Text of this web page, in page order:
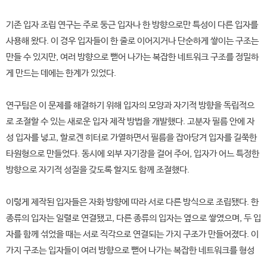
기존 입자 조립 연구는 주로 둥근 입자나 한 방향으로만 특성이 다른 입자를
사용해 왔다. 이 경우 입자들이 한 줄로 이어지거나 단순하게 쌓이는 구조는
만들 수 있지만, 여러 방향으로 뻗어 나가는 복잡한 네트워크 구조를 정밀하
게 만드는 데에는 한계가 있었다.
연구팀은 이 문제를 해결하기 위해 입자의 모양과 자기적 방향을 독립적으
로 조절할 수 있는 새로운 입자 제작 방법을 개발했다. 고분자 필름 안에 자
성 입자를 넣고, 할로겐 히터로 가열하면서 필름을 잡아당겨 입자를 길쭉한
타원형으로 만들었다. 동시에 외부 자기장을 걸어 주어, 입자가 어느 특정한
방향으로 자기적 성질을 갖도록 할지도 함께 조절했다.
이렇게 제작된 입자들은 자화 방향에 따라 서로 다른 방식으로 조립됐다. 한
종류의 입자는 일렬로 연결됐고, 다른 종류의 입자는 옆으로 쌓였으며, 두 입
자를 함께 섞었을 때는 서로 직각으로 연결되는 가지 구조가 만들어졌다. 이
가지 구조는 입자들이 여러 방향으로 뻗어 나가는 복잡한 네트워크를 형성